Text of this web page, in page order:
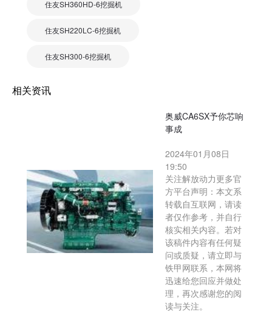
住友SH360HD-6挖掘机
住友SH220LC-6挖掘机
住友SH300-6挖掘机
相关资讯
奥威CA6SX予你芯响
事成
2024年01月08日
19:50
关注解放动力更多官
方平台声明：本文系
转载自互联网，请读
者仅作参考，并自行
核实相关内容。若对
该稿件内容有任何疑
问或质疑，请立即与
铁甲网联系，本网将
迅速给您回应并做处
理，再次感谢您的阅
读与关注。